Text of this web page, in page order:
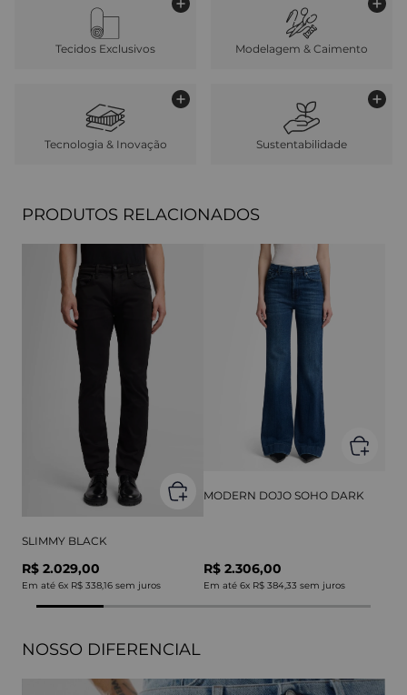
Tecidos Exclusivos Modelagem & Caimento
Tecnologia & Inovação Sustentabilidade
PRODUTOS RELACIONADOS
SLIMMY BLACK
R$ 2.029,00
Em até 6x R$ 338,16 sem juros
MODERN DOJO SOHO DARK
R$ 2.306,00
Em até 6x R$ 384,33 sem juros
NOSSO DIFERENCIAL